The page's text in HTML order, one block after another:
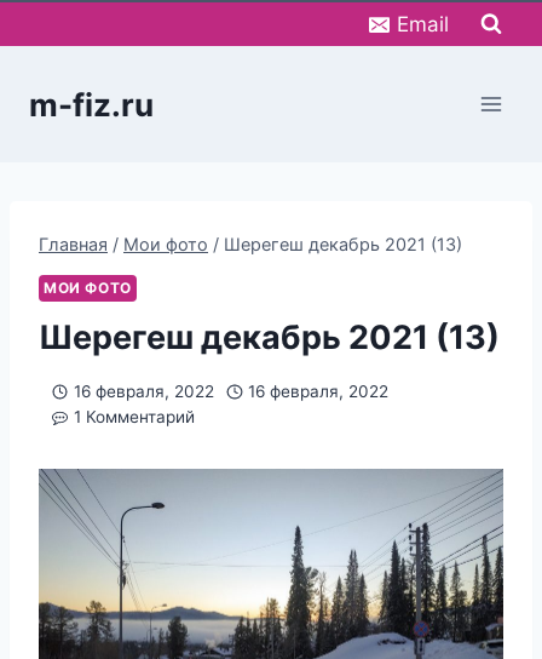
к
Email
m-fiz.ru
Главная / Мои фото / Шерегеш декабрь 2021 (13)
МОИ ФОТО
Шерегеш декабрь 2021 (13)
16 февраля, 2022
16 февраля, 2022
1 Комментарий